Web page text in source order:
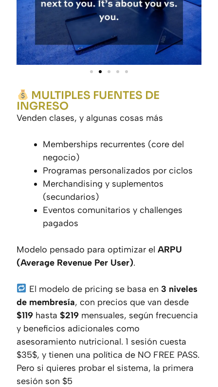
MULTIPLES FUENTES DE
INGRESO
Venden clases, y algunas cosas más
Memberships recurrentes (core del
negocio)
Programas personalizados por ciclos
Merchandising y suplementos
(secundarios)
Eventos comunitarios y challenges
pagados
Modelo pensado para optimizar el ARPU
(Average Revenue Per User).
El modelo de pricing se basa en 3 niveles
de membresía, con precios que van desde
$119 hasta $219 mensuales, según frecuencia
y beneficios adicionales como
asesoramiento nutricional. 1 sesión cuesta
$35$, y tienen una política de NO FREE PASS.
Pero si quieres probar el sistema, la primera
sesión son $5